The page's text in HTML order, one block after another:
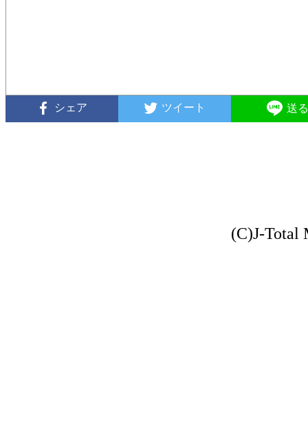
シェア ツイート 送る
(C)J-Total